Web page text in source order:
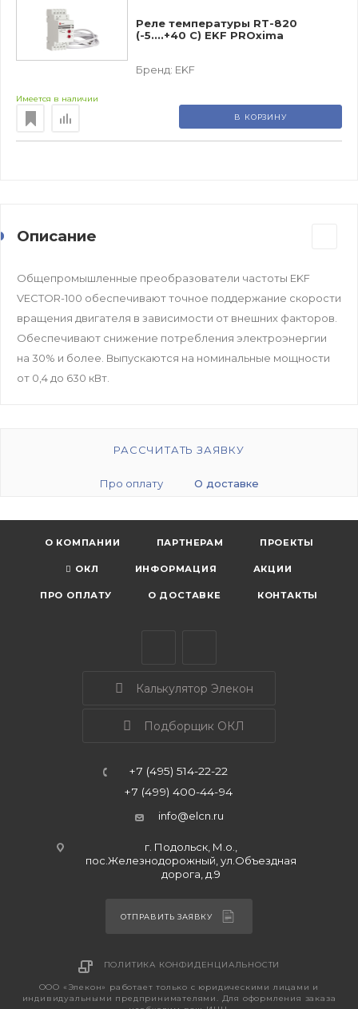
Реле температуры RT-820
(-5....+40 С) EKF PROxima
Бренд: EKF
Имеется в наличии
В КОРЗИНУ
Описание
Общепромышленные преобразователи частоты EKF
VECTOR-100 обеспечивают точное поддержание скорости
вращения двигателя в зависимости от внешних факторов.
Обеспечивают снижение потребления электроэнергии
на 30% и более. Выпускаются на номинальные мощности
от 0,4 до 630 кВт.
РАССЧИТАТЬ ЗАЯВКУ
Про оплату О доставке
О КОМПАНИИ ПАРТНЕРАМ ПРОЕКТЫ
ОКЛ ИНФОРМАЦИЯ АКЦИИ
ПРО ОПЛАТУ О ДОСТАВКЕ КОНТАКТЫ
Калькулятор Элекон
Подборщик ОКЛ
+7 (495) 514-22-22
+7 (499) 400-44-94
info@elcn.ru
г. Подольск, М.о.,
пос.Железнодорожный, ул.Объездная
дорога, д.9
ОТПРАВИТЬ ЗАЯВКУ
ПОЛИТИКА КОНФИДЕНЦИАЛЬНОСТИ
ООО «Элекон» работает только с юридическими лицами и
индивидуальными предпринимателями. Для оформления заказа